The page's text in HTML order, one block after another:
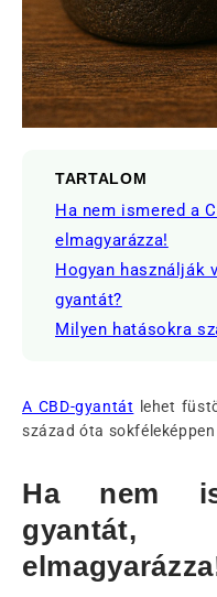
TARTALOM
Ha nem ismered a
elmagyarázza!
Hogyan használják
gyantát?
Milyen hatásokra
A CBD-gyantát lehet
század óta
Ha nem
gyantát,